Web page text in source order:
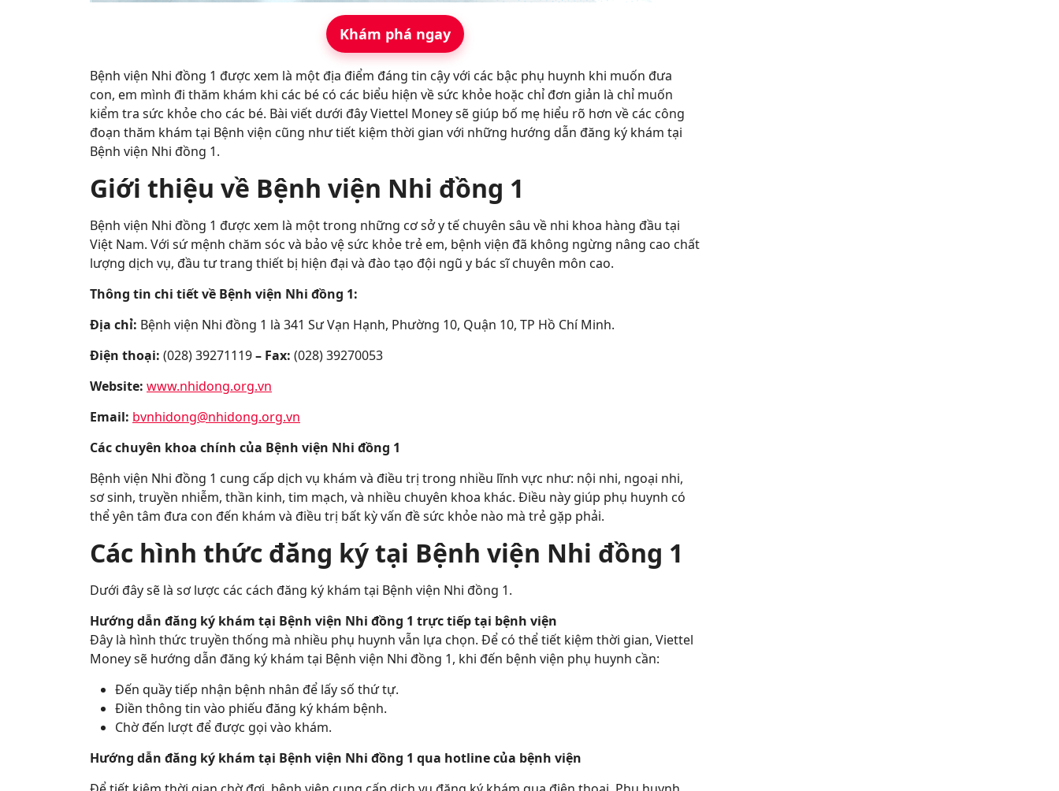
Khám phá ngay
Bệnh viện Nhi đồng 1 được xem là một địa điểm đáng tin cậy với các bậc phụ huynh khi muốn đưa
con, em mình đi thăm khám khi các bé có các biểu hiện về sức khỏe hoặc chỉ đơn giản là chỉ muốn
kiểm tra sức khỏe cho các bé. Bài viết dưới đây Viettel Money sẽ giúp bố mẹ hiểu rõ hơn về các công
đoạn thăm khám tại Bệnh viện cũng như tiết kiệm thời gian với những hướng dẫn đăng ký khám tại
Bệnh viện Nhi đồng 1.
Giới thiệu về Bệnh viện Nhi đồng 1
Bệnh viện Nhi đồng 1 được xem là một trong những cơ sở y tế chuyên sâu về nhi khoa hàng đầu tại
Việt Nam. Với sứ mệnh chăm sóc và bảo vệ sức khỏe trẻ em, bệnh viện đã không ngừng nâng cao chất
lượng dịch vụ, đầu tư trang thiết bị hiện đại và đào tạo đội ngũ y bác sĩ chuyên môn cao.
Thông tin chi tiết về Bệnh viện Nhi đồng 1:
Địa chỉ: Bệnh viện Nhi đồng 1 là 341 Sư Vạn Hạnh, Phường 10, Quận 10, TP Hồ Chí Minh.
Điện thoại: (028) 39271119– Fax: (028) 39270053
Website: www.nhidong.org.vn
Email: bvnhidong@nhidong.org.vn
Các chuyên khoa chính của Bệnh viện Nhi đồng 1
Bệnh viện Nhi đồng 1 cung cấp dịch vụ khám và điều trị trong nhiều lĩnh vực như: nội nhi, ngoại nhi,
sơ sinh, truyền nhiễm, thần kinh, tim mạch, và nhiều chuyên khoa khác. Điều này giúp phụ huynh có
thể yên tâm đưa con đến khám và điều trị bất kỳ vấn đề sức khỏe nào mà trẻ gặp phải.
Các hình thức đăng ký tại Bệnh viện Nhi đồng 1
Dưới đây sẽ là sơ lược các cách đăng ký khám tại Bệnh viện Nhi đồng 1.
Hướng dẫn đăng ký khám tại Bệnh viện Nhi đồng 1 trực tiếp tại bệnh viện
Đây là hình thức truyền thống mà nhiều phụ huynh vẫn lựa chọn. Để có thể tiết kiệm thời gian, Viettel
Money sẽ hướng dẫn đăng ký khám tại Bệnh viện Nhi đồng 1, khi đến bệnh viện phụ huynh cần:
Đến quầy tiếp nhận bệnh nhân để lấy số thứ tự.
Điền thông tin vào phiếu đăng ký khám bệnh.
Chờ đến lượt để được gọi vào khám.
Hướng dẫn đăng ký khám tại Bệnh viện Nhi đồng 1 qua hotline của bệnh viện